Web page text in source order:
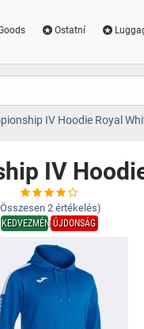
Ostatní
IV Hoodie Royal
IV
2 értékelés)
KEDVEZMÉNYÚJDONSÁG